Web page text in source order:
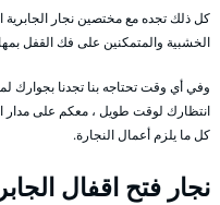
كل ذلك تجده مع مختصين نجار الجابرية
الخشبية والمتمكنين على فك القفل
وفي أي وقت تحتاجه بنا تجدنا
انتظارك لوقت طويل ، معكم على مدار
كل ما يلزم أعمال النجارة.
نجار فتح اقفال